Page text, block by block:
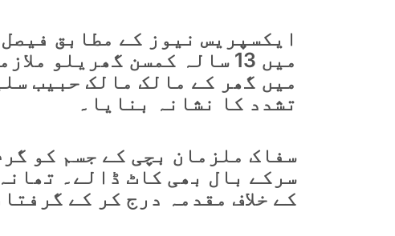
ایکسپریس نیوز کے مطابق
میں 13 سالہ کمسن گھریلو
میں گھر کے مالک مالک حبیب
تشدد کا نشانہ بنایا۔
سفاک ملزمان بچی کے جسم کو
سرکے بال بھی کاٹ ڈالے۔
کے خلاف مقدمہ درج کر کے